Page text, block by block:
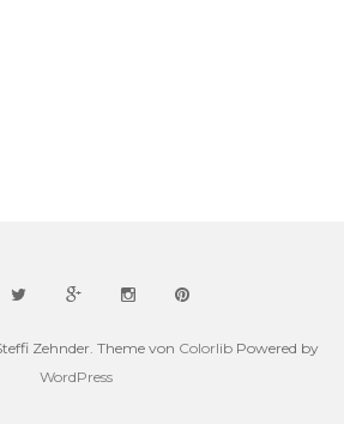
Zehnder. Theme von Colorlib Powered by
WordPress